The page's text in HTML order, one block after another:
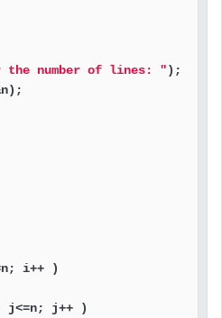
the number of lines: ");
i++ )
j<=n; j++ )